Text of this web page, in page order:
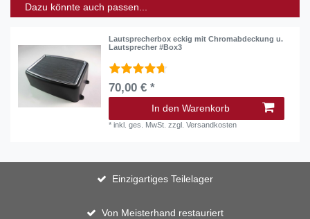
Dazu könnte auch passen...
Lautsprecherbox eckig mit Chromabdeckung u.
Lautsprecher #Box3
70,00 € *
In den Warenkorb
*inkl. ges. MwSt. zzgl.Versandkosten
Einzigartiges Teilelager
Von Meisterhand restauriert